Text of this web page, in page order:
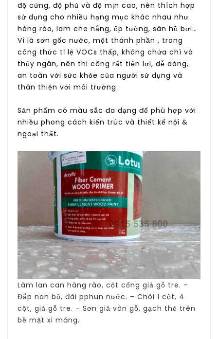
độ cứng, độ phủ và độ mịn cao, nên thích hợp
sử dụng cho nhiều hạng mục khác nhau như
hàng rào, lam che nắng, ốp tường, sàn hồ bơi…
Vì là sơn gốc nước, một thành phần , trong
công thức tỉ lệ VOCs thấp, không chứa chì và
thủy ngân, nên thi công rất tiện lợi, dễ dàng,
an toàn với sức khỏe của người sử dụng và
thân thiện với môi trường.
Sản phẩm có màu sắc đa dạng để phù hợp với
nhiều phong cách kiến trúc và thiết kế nội &
ngoại thất.
Làm lan can hàng rào, cột cổng giả gỗ tre. –
Đắp non bộ, đài pphun nước. – Chòi 1 cột, 4
cột, giả gỗ tre. – Sơn giả vân gỗ, gạch thẻ trên
bề mặt xi măng.